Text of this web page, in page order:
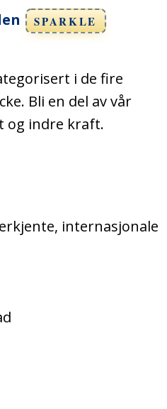
SPARKLE
i de fire
Bli en del av vår
og indre kraft.
internasjonale